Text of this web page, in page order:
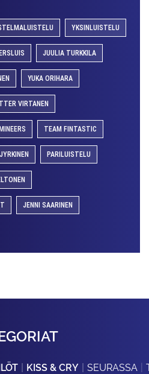
YKSINLUISTELU
JUULIA TURKKILA
YUKA ORIHARA
VIRTANEN
TEAM FINTASTIC
PARILUISTELU
JENNI SAARINEN
KISS & CRY SEURASSA